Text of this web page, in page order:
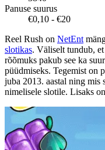
Panuse suurus
€0,10 - €20
Reel Rush on NetEnt
slotikas. Väliselt tundub,
rõõmuks pakub see ka
püüdmiseks. Tegemist on
juba 2013. aastal ning mis
nimelisele slotile. Lisaks